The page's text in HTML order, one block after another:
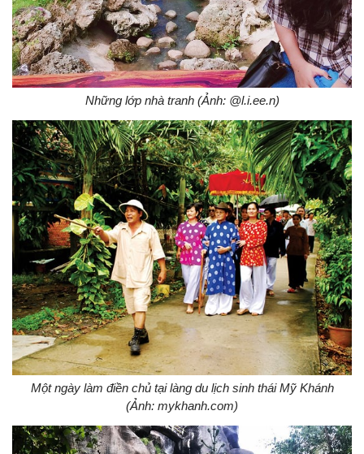
Những lớp nhà tranh (Ảnh: @l.i.ee.n)
Một ngày làm điền chủ tại làng du lịch sinh thái Mỹ Khánh
(Ảnh: mykhanh.com)